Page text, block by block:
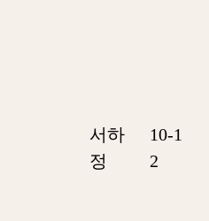
서하
정
10-1
2